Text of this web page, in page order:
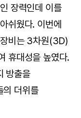
장력인데 이를
쉬웠다. 이번에
비는 3차원(3D)
휴대성을 높였다.
방출을
의 더위를